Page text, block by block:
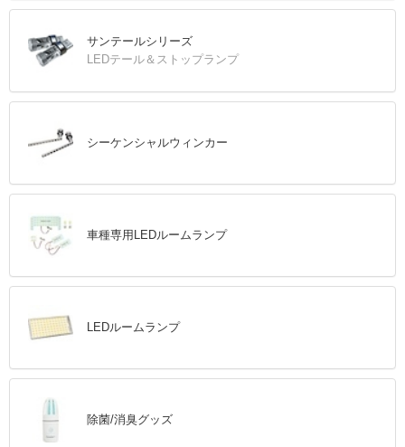
サンテールシリーズ
LEDテール＆ストップランプ
シーケンシャルウィンカー
車種専用LEDルームランプ
LEDルームランプ
除菌/消臭グッズ